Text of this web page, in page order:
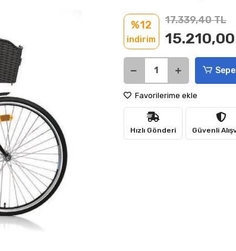
%12
indirim
17.339,40 TL
Favorilerime ekle
Hızlı Gönderi Güvenli